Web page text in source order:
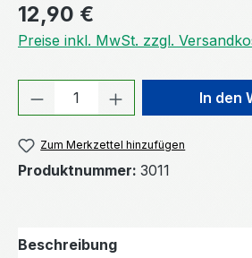
Regulärer Preis:
12,90 €
Preise inkl. MwSt. zzgl.
Produkt Anzahl: GibIn den
Zum Merkzettel hinzufügen
Produktnummer: 3011
Beschreibung